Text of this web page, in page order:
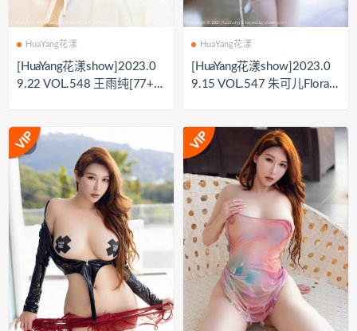
HuaYang花漾
[HuaYang花漾show]2023.0
9.22 VOL.548 王雨纯[77+1
HuaYang花漾
[HuaYang花漾show]2023.0
9.15 VOL.547 朱可儿Flora[8